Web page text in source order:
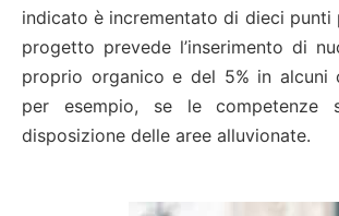
indicato è incrementato di dieci punti
progetto prevede l’inserimento di
proprio organico e del 5% in alcuni
per esempio, se le competenze
disposizione delle aree alluvionate.